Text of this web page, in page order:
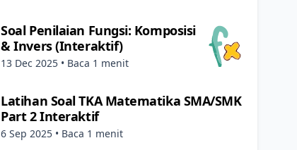
Soal Penilaian Fungsi: Komposisi
& Invers (Interaktif)
13 Dec 2025 • Baca 1 menit
Latihan Soal TKA Matematika SMA/SMK
Part 2 Interaktif
6 Sep 2025 • Baca 1 menit